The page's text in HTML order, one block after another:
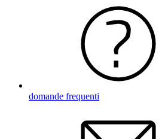
domande frequenti